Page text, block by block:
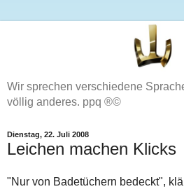
Wir sprechen verschiedene
völlig anderes. ppq ®©
Dienstag, 22. Juli 2008
Leichen machen Klicks
"Nur von Badetüchern bedeckt",